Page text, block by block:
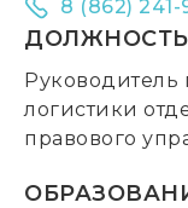
8 (862)
ДОЛЖНОСТЬ
Руководитель
логистики
правового